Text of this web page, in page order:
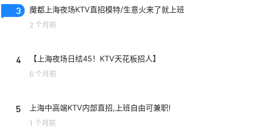
3 魔都上海夜场KTV直招模特/生意火来了就上班
2 个月前
4 【上海夜场日结45！KTV天花板招人】
6 个月前
5 上海中高端KTV内部直招,上班自由可兼职!
1 个月前